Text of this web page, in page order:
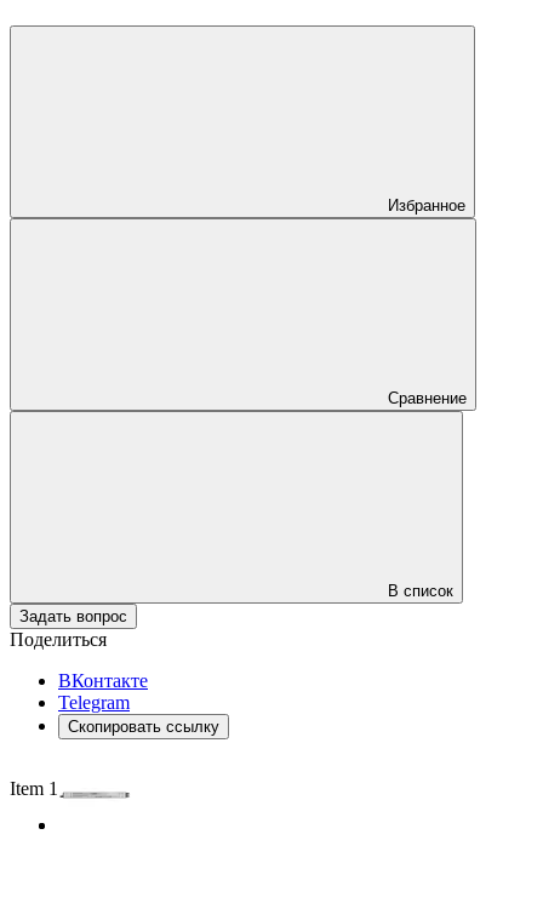
Избранное
Сравнение
В список
Задать вопрос
Поделиться
ВКонтакте
Telegram
Скопировать ссылку
Item 1 of 2